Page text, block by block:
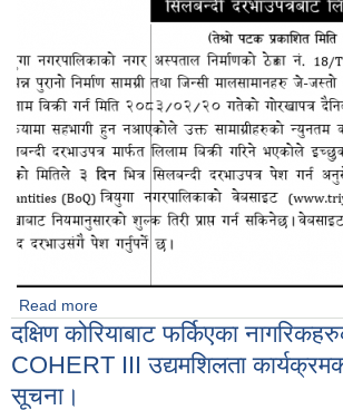
Read more
दक्षिण कोरियाबाट फर्किएका
COHERT III उद्यमशिलता
सूचना।